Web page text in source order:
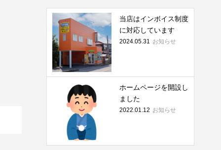
当店はインボイス制度
に対応しています
2024.05.31 お知らせ
ホームページを開設し
ました
2022.01.12 お知らせ